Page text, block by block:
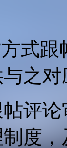
方式
之
帖评
度